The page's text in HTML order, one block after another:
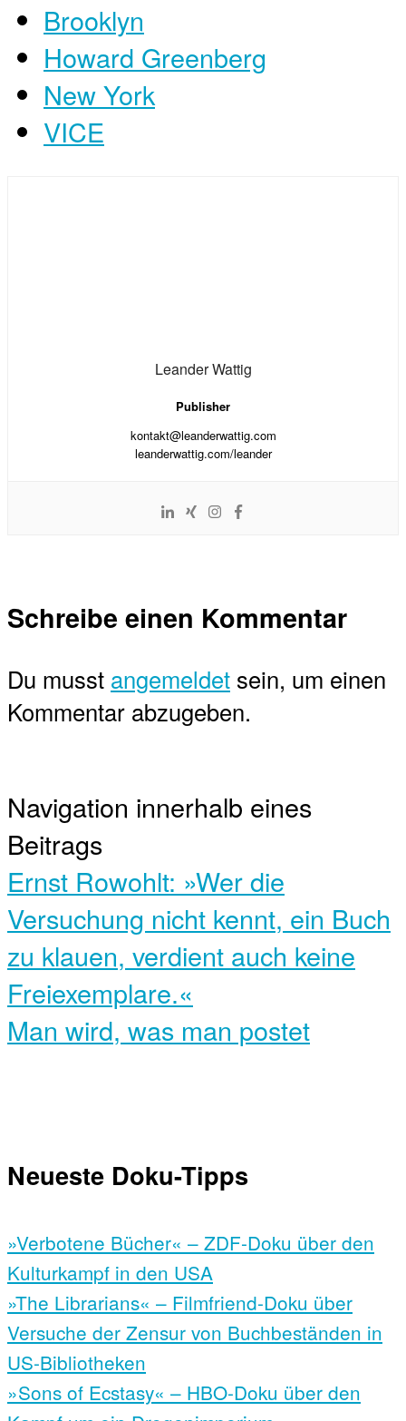
Brooklyn
Howard Greenberg
New York
VICE
Leander Wattig
Publisher
kontakt@leanderwattig.com
leanderwattig.com/leander
Schreibe einen Kommentar
Du musst angemeldet sein, um einen
Kommentar abzugeben.
Navigation innerhalb eines
Beitrags
Ernst Rowohlt: »Wer die
Versuchung nicht kennt, ein Buch
zu klauen, verdient auch keine
Freiexemplare.«
Man wird, was man postet
Neueste Doku-Tipps
»Verbotene Bücher« – ZDF-Doku über den
Kulturkampf in den USA
»The Librarians« – Filmfriend-Doku über
Versuche der Zensur von Buchbeständen in
US-Bibliotheken
»Sons of Ecstasy« – HBO-Doku über den